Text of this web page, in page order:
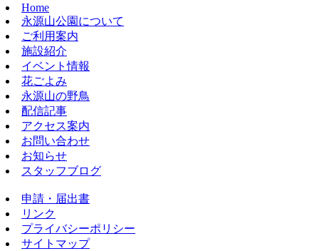
Home
永源山公園について
ご利用案内
施設紹介
イベント情報
花ごよみ
永源山の野鳥
配信記事
アクセス案内
お問い合わせ
お知らせ
スタッフブログ
申請・届出書
リンク
プライバシーポリシー
サイトマップ